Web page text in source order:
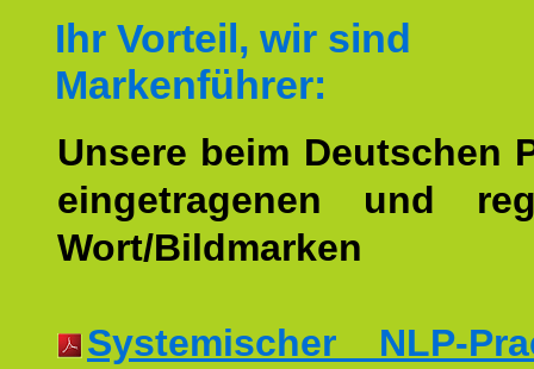
Ihr Vorteil, wir sind
Markenführer:
Unsere beim Deutschen
eingetragenen und
Wort/Bildmarken
Systemischer NLP-